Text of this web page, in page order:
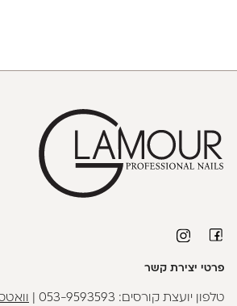
פרטי יצירת קשר
טלפון יועצת קורסים: 053-9593593